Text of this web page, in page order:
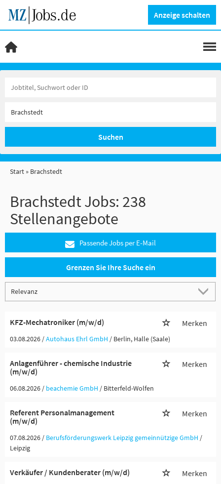
Anzeige schalten
Suchen
Start Brachstedt
Brachstedt Jobs: 238
Stellenangebote
Passende Jobs per E-Mail
Grenzen Sie Ihre Suche ein
KFZ-Mechatroniker (m/w/d) Merken
03.08.2026 /Autohaus Ehrl GmbH / Berlin, Halle (Saale)
Anlagenführer - chemische Industrie
(m/w/d)
Merken
06.08.2026 / beachemie GmbH / Bitterfeld-Wolfen
Referent Personalmanagement
(m/w/d)
Merken
07.08.2026 / Berufsförderungswerk Leipzig gemeinnützige GmbH /
Leipzig
Verkäufer / Kundenberater (m/w/d) Merken